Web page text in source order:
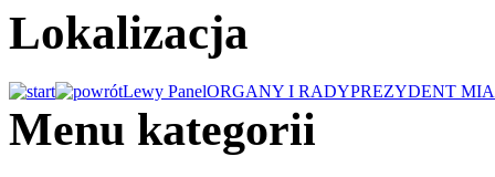
Lokalizacja
Lewy PanelORGANY I RADYPREZYDENT
Menu kategorii